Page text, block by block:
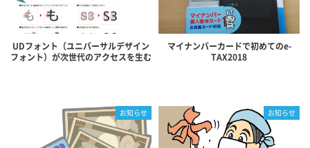
UDフォント（ユニバーサルデザイン
フォント）が次世代のアクセスを生む
マイナンバーカードで初めてのe-
TAX2018
お知らせ お知らせ